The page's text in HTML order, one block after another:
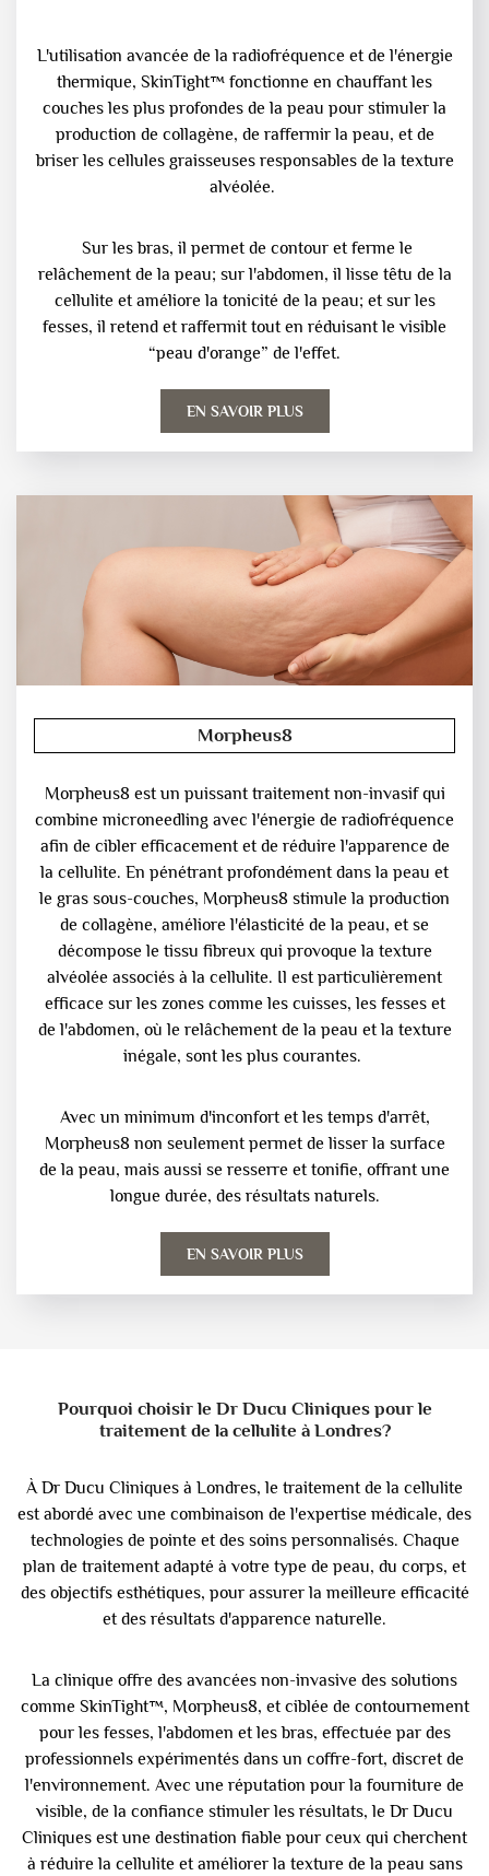
L'utilisation avancée de la radiofréquence et de l'énergie
thermique, SkinTight™ fonctionne en chauffant les
couches les plus profondes de la peau pour stimuler la
production de collagène, de raffermir la peau, et de
briser les cellules graisseuses responsables de la texture
alvéolée.
Sur les bras, il permet de contour et ferme le
relâchement de la peau; sur l'abdomen, il lisse têtu de la
cellulite et améliore la tonicité de la peau; et sur les
fesses, il retend et raffermit tout en réduisant le visible
“peau d'orange” de l'effet.
EN SAVOIR PLUS
Morpheus8
Morpheus8 est un puissant traitement non-invasif qui
combine microneedling avec l'énergie de radiofréquence
afin de cibler efficacement et de réduire l'apparence de
la cellulite. En pénétrant profondément dans la peau et
le gras sous-couches, Morpheus8 stimule la production
de collagène, améliore l'élasticité de la peau, et se
décompose le tissu fibreux qui provoque la texture
alvéolée associés à la cellulite. Il est particulièrement
efficace sur les zones comme les cuisses, les fesses et
de l'abdomen, où le relâchement de la peau et la texture
inégale, sont les plus courantes.
Avec un minimum d'inconfort et les temps d'arrêt,
Morpheus8 non seulement permet de lisser la surface
de la peau, mais aussi se resserre et tonifie, offrant une
longue durée, des résultats naturels.
EN SAVOIR PLUS
Pourquoi choisir le Dr Ducu Cliniques pour le
traitement de la cellulite à Londres?
À Dr Ducu Cliniques à Londres, le traitement de la cellulite
est abordé avec une combinaison de l'expertise médicale, des
technologies de pointe et des soins personnalisés. Chaque
plan de traitement adapté à votre type de peau, du corps, et
des objectifs esthétiques, pour assurer la meilleure efficacité
et des résultats d'apparence naturelle.
La clinique offre des avancées non-invasive des solutions
comme SkinTight™, Morpheus8, et ciblée de contournement
pour les fesses, l'abdomen et les bras, effectuée par des
professionnels expérimentés dans un coffre-fort, discret de
l'environnement. Avec une réputation pour la fourniture de
visible, de la confiance stimuler les résultats, le Dr Ducu
Cliniques est une destination fiable pour ceux qui cherchent
à réduire la cellulite et améliorer la texture de la peau sans